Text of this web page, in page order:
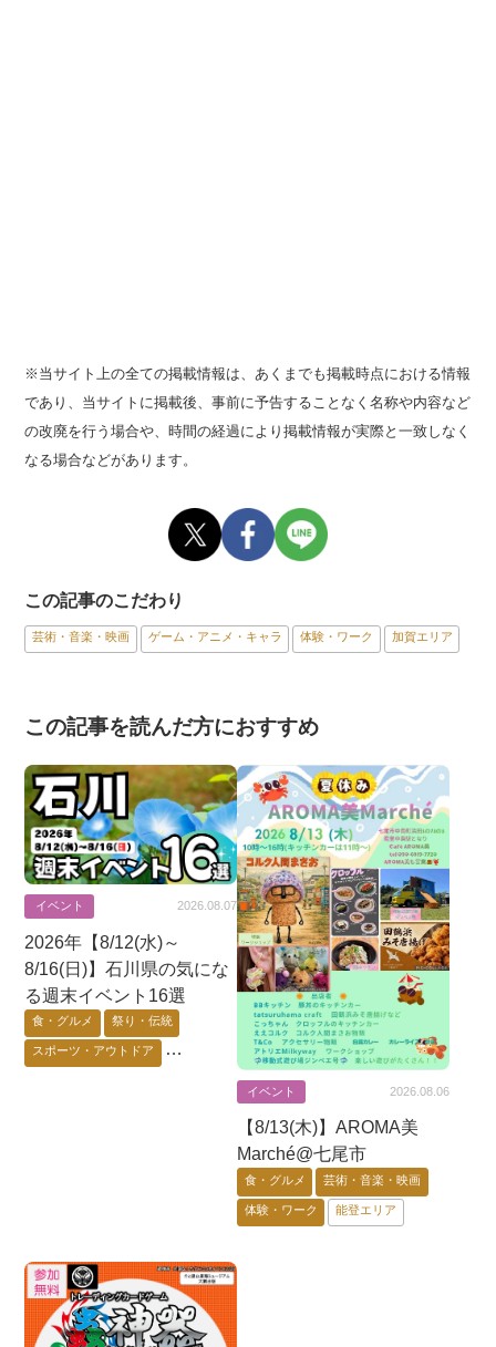
※当サイト上の全ての掲載情報は、あくまでも掲載時点における情報
であり、当サイトに掲載後、事前に予告することなく名称や内容など
の改廃を行う場合や、時間の経過により掲載情報が実際と一致しなく
なる場合などがあります。
この記事のこだわり
芸術・音楽・映画 ゲーム・アニメ・キャラ 体験・ワーク 加賀エリア
この記事を読んだ方におすすめ
イベント 2026.08.07
2026年【8/12(水)～
8/16(日)】石川県の気にな
る週末イベント16選
食・グルメ 祭り・伝統
スポーツ・アウトドア
イベント 2026.08.06
【8/13(木)】AROMA美
Marché@七尾市
食・グルメ 芸術・音楽・映画
体験・ワーク 能登エリア